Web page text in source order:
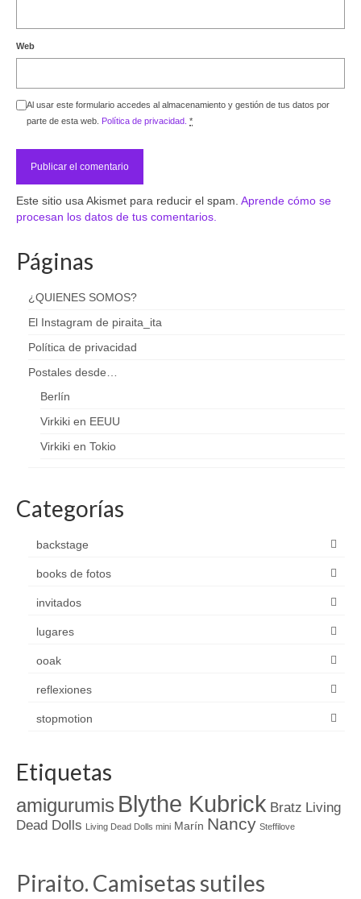
Web
Al usar este formulario accedes al almacenamiento y gestión de tus datos por
parte de esta web. Política de privacidad. *
Este sitio usa Akismet para reducir el spam. Aprende cómo se
procesan los datos de tus comentarios.
Páginas
¿QUIENES SOMOS?
El Instagram de piraita_ita
Política de privacidad
Postales desde…
Berlín
Virkiki en EEUU
Virkiki en Tokio
Categorías
backstage
books de fotos
invitados
lugares
ooak
reflexiones
stopmotion
Etiquetas
amigurumis Blythe Kubrick Bratz Living
Dead Dolls Living Dead Dolls mini Marín Nancy Steffilove
Piraito. Camisetas sutiles